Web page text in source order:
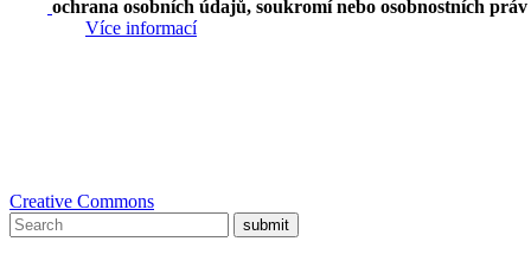
ochrana osobních údajů, soukromí nebo osobnostních práv
Více informací
Creative Commons
submit